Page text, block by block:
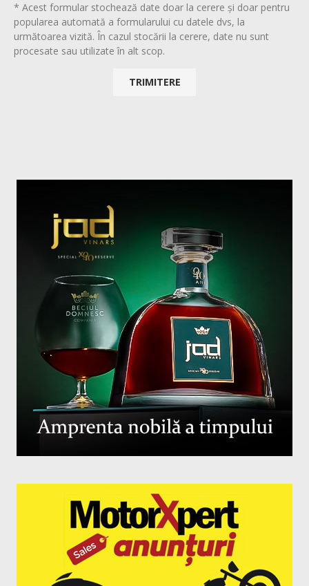
* Acest formular stochează date doar la cerere și doar pentru
popularea automată a formularului cu datele dvs, la
următoarea vizită. În cazul stocării la cerere, date nu sunt
procesate sau utilizate în alt scop.